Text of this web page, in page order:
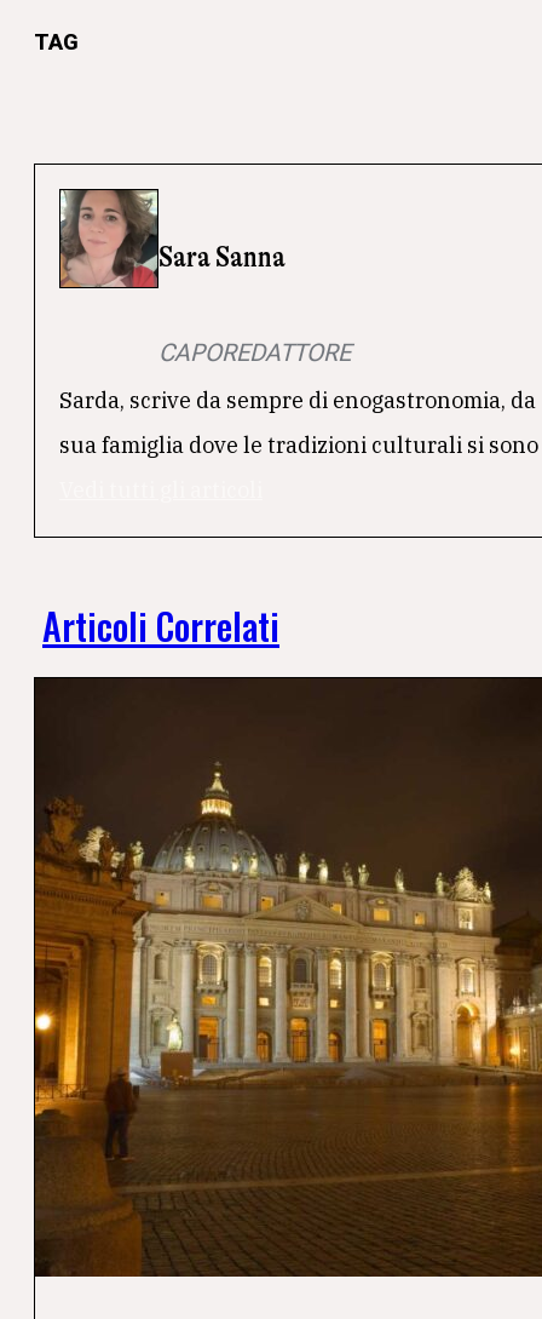
TAG
Sara Sanna
CAPOREDATTORE
Sarda, scrive da sempre di enogastronomia,
sua famiglia dove le tradizioni culturali si
Articoli Correlati